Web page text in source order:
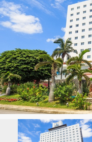
創造旅遊